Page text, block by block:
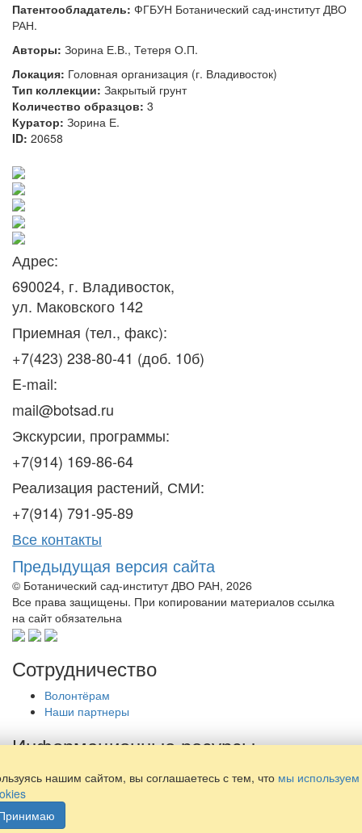
Патентообладатель: ФГБУН Ботанический сад-институт ДВО
РАН.
Авторы: Зорина Е.В., Тетеря О.П.
Локация: Головная организация (г. Владивосток)
Тип коллекции: Закрытый грунт
Количество образцов: 3
Куратор: Зорина Е.
ID: 20658
Адрес:
690024, г. Владивосток,
ул. Маковского 142
Приемная (тел., факс):
+7(423) 238-80-41 (доб. 10б)
E-mail:
mail@botsad.ru
Экскурсии, программы:
+7(914) 169-86-64
Реализация растений, СМИ:
+7(914) 791-95-89
Все контакты
Предыдущая версия сайта
© Ботанический сад-институт ДВО РАН, 2026
Все права защищены. При копировании материалов ссылка
на сайт обязательна
Сотрудничество
Волонтёрам
Наши партнеры
Информационные ресурсы
Библиотека
Наши издания
Политика обработки персональных данных
нашим сайтом, вы соглашаетесь с тем, что мы используем